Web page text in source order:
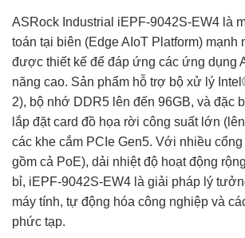
ASRock Industrial iEPF-9042S-EW4 là
toán tại biên (Edge AIoT Platform) mạnh
được thiết kế để đáp ứng các ứng dụng
năng cao. Sản phẩm hỗ trợ bộ xử lý
2), bộ nhớ DDR5 lên đến 96GB, và đặc
lắp đặt card đồ họa rời công suất lớn
các khe cắm PCIe Gen5. Với nhiều
gồm cả PoE), dải nhiệt độ hoạt động
bỉ, iEPF-9042S-EW4 là giải pháp lý
máy tính, tự động hóa công nghiệp và
phức tạp.